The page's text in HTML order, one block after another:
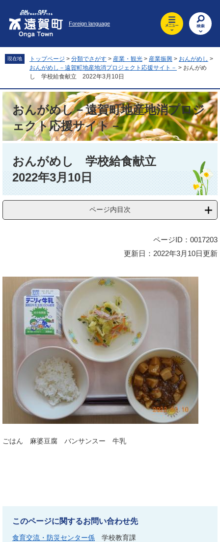
先
頭
。
を
飛
て
へ
Foreign language
現在地 トップページ > 分類でさがす > 産業・観光 > 産業振興 > おんがめし >
おんがめし－遠賀町地産地消プロジェクト応援サイト－ > おんがめ
し 学校給食献立 2022年3月10日
おんがめし－遠賀町地産地消プロジ
ェクト応援サイト－
おんがめし 学校給食献立
2022年3月10日
ページ内目次
ページID：0017203
更新日：2022年3月10日更新
ごはん 麻婆豆腐 バンサンスー 牛乳
このページに関するお問い合わせ先
食育交流・防災センター係
学校教育課